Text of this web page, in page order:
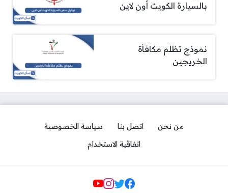
بالسيارة الكويت أون لاين
نموذج تظلم مكافأة
الخريجين
من نحن اتصل بنا
سياسة الخصوصية
اتفاقية الاستخدام
مواقع التواصل